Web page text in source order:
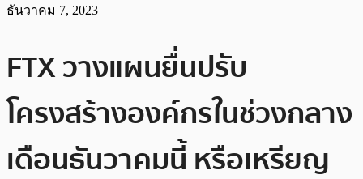
ธันวาคม 7, 2023
FTX วางแผนยื่นปรับ
โครงสร้างองค์กรในช่วงกลาง
เดือนธันวาคมนี้ หรือเหรียญ